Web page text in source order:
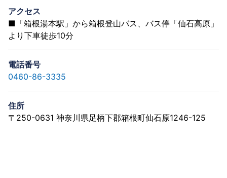
アクセス
■「箱根湯本駅」から箱根登山バス、バス停「仙石高原」
より下車徒歩10分
電話番号
0460-86-3335
住所
〒250-0631 神奈川県足柄下郡箱根町仙石原1246-125